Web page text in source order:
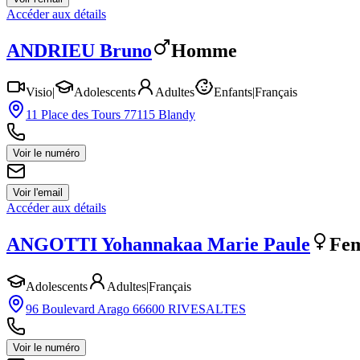
Accéder aux détails
ANDRIEU Bruno Homme
Visio| Adolescents Adultes Enfants|Français
11 Place des Tours 77115 Blandy
Voir le numéro
Voir l'email
Accéder aux détails
ANGOTTIYohannakaa Marie Paule
Adolescents Adultes|Français
96 Boulevard Arago 66600 RIVESALTES
Voir le numéro